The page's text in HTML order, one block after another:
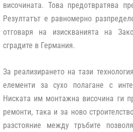
височината. Това предотвратява
Резултатът е равномерно
отговаря на изискванията на
сградите в Германия.
За реализирането на тази
елементи за сухо полагане с
Ниската им монтажна височина ги
ремонти, така и за ново
разстояние между тръбите